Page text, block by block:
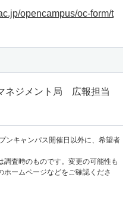
opencampus/oc-form/t
ネジメント局 広報担当
ンキャンパス開催日以外に、希望者
査時のものです。変更の可能性も
ホームページなどをご確認くださ